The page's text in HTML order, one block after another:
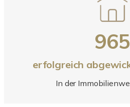
965
erfolgreich
In der